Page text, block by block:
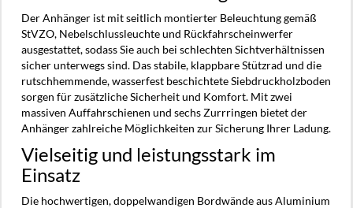
Der Anhänger ist mit seitlich montierter Beleuchtung gemäß
StVZO, Nebelschlussleuchte und Rückfahrscheinwerfer
ausgestattet, sodass Sie auch bei schlechten Sichtverhältnissen
sicher unterwegs sind. Das stabile, klappbare Stützrad und die
rutschhemmende, wasserfest beschichtete Siebdruckholzboden
sorgen für zusätzliche Sicherheit und Komfort. Mit zwei
massiven Auffahrschienen und sechs Zurrringen bietet der
Anhänger zahlreiche Möglichkeiten zur Sicherung Ihrer Ladung.
Vielseitig und leistungsstark im
Einsatz
Die hochwertigen, doppelwandigen Bordwände aus Aluminium